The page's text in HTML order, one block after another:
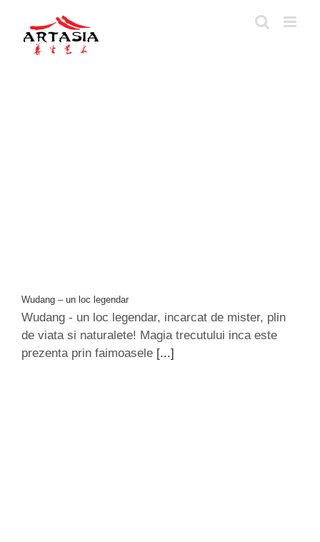
content
Wudang – un loc legendar
Wudang - un loc legendar, incarcat de mister, plin
de viata si naturalete! Magia trecutului inca este
prezenta prin faimoasele [...]